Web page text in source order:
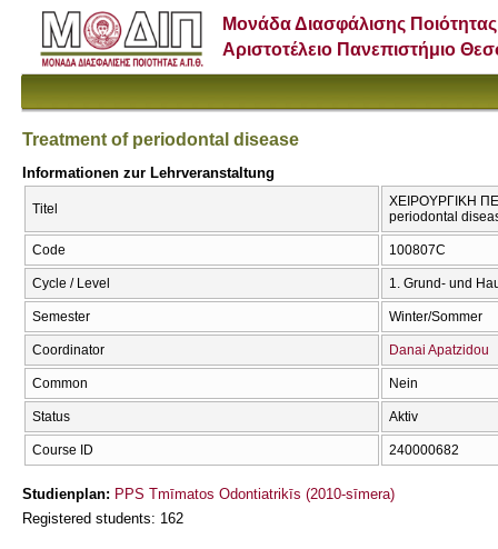
Μονάδα Διασφάλισης Ποιότητας
Αριστοτέλειο Πανεπιστήμιο
Treatment of periodontal disease
Informationen zur Lehrveranstaltung
Titel
ΧΕΙΡΟΥΡΓΙΚΗ
periodontal
Code 100807C
Cycle / Level 1. Grund- und
Semester Winter/Sommer
Coordinator Danai Apatzidou
Common Nein
Status Aktiv
Course ID 240000682
Studienplan: PPS Tmīmatos Odontiatrikīs (2010-sīmera)
Registered students: 162